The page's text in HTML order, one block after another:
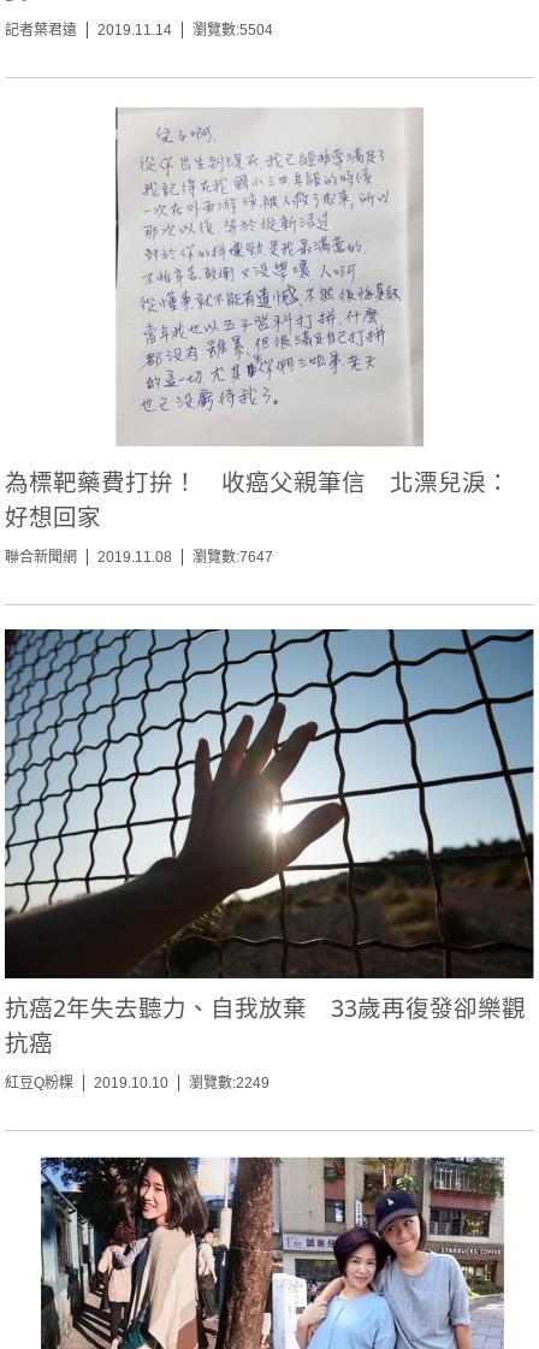
記者葉君遠 2019.11.14 瀏覽數:5504
為標靶藥費打拚！ 收癌父親筆信 北漂兒淚：
好想回家
聯合新聞網 2019.11.08 瀏覽數:7647
抗癌2年失去聽力、自我放棄 33歲再復發卻樂觀
抗癌
紅豆Q粉粿 2019.10.10 瀏覽數:2249